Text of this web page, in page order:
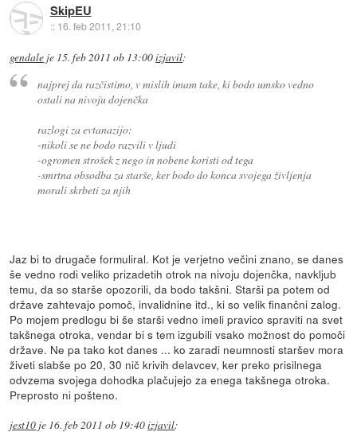
SkipEU
:: 16. feb 2011, 21:10
gendale je 15. feb 2011 ob 13:00izjavil:
najprej da razčistimo, v mislih imam take, ki bodo umsko vedno
ostali na nivoju dojenčka
razlogi za evtanazijo:
-nikoli se ne bodo razvili v ljudi
-ogromen strošek z nego in nobene koristi od tega
-smrtna obsodba za starše, ker bodo do konca svojega življenja
morali skrbeti za njih
Jaz bi to drugače formuliral. Kot je verjetno večini znano, se danes
še vedno rodi veliko prizadetih otrok na nivoju dojenčka, navkljub
temu, da so starše opozorili, da bodo takšni. Starši pa potem od
države zahtevajo pomoč, invalidnine itd., ki so velik finančni zalog.
Po mojem predlogu bi še starši vedno imeli pravico spraviti na svet
takšnega otroka, vendar bi s tem izgubili vsako možnost do pomoči
države. Ne pa tako kot danes ... ko zaradi neumnosti staršev mora
živeti slabše po 20, 30 nič krivih delavcev, ker preko prisilnega
odvzema svojega dohodka plačujejo za enega takšnega otroka.
Preprosto ni pošteno.
jest10 je 16. feb 2011 ob 19:40izjavil: